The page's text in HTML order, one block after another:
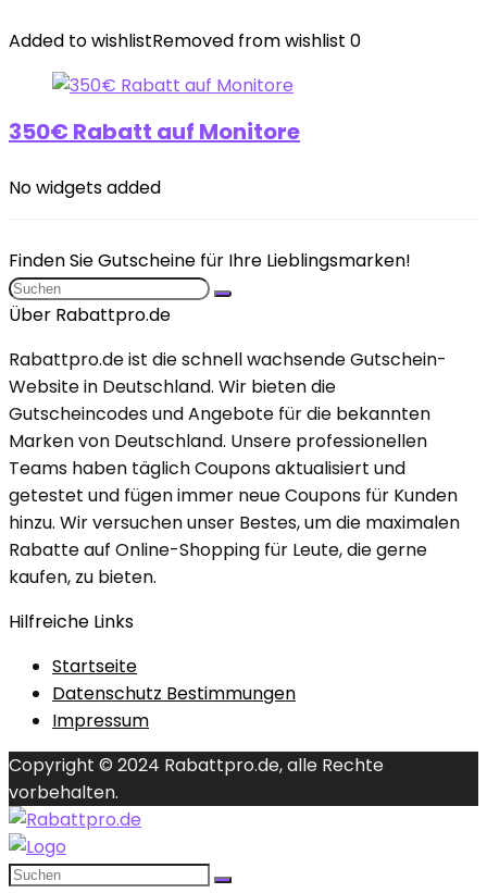
Added to wishlistRemoved from wishlist 0
350€ Rabatt auf Monitore
No widgets added
Finden Sie Gutscheine für Ihre Lieblingsmarken!
Über Rabattpro.de
Rabattpro.de ist die schnell wachsende Gutschein-
Website in Deutschland. Wir bieten die
Gutscheincodes und Angebote für die bekannten
Marken von Deutschland. Unsere professionellen
Teams haben täglich Coupons aktualisiert und
getestet und fügen immer neue Coupons für Kunden
hinzu. Wir versuchen unser Bestes, um die maximalen
Rabatte auf Online-Shopping für Leute, die gerne
kaufen, zu bieten.
Hilfreiche Links
Startseite
Datenschutz Bestimmungen
Impressum
Copyright © 2024 Rabattpro.de, alle Rechte
vorbehalten.